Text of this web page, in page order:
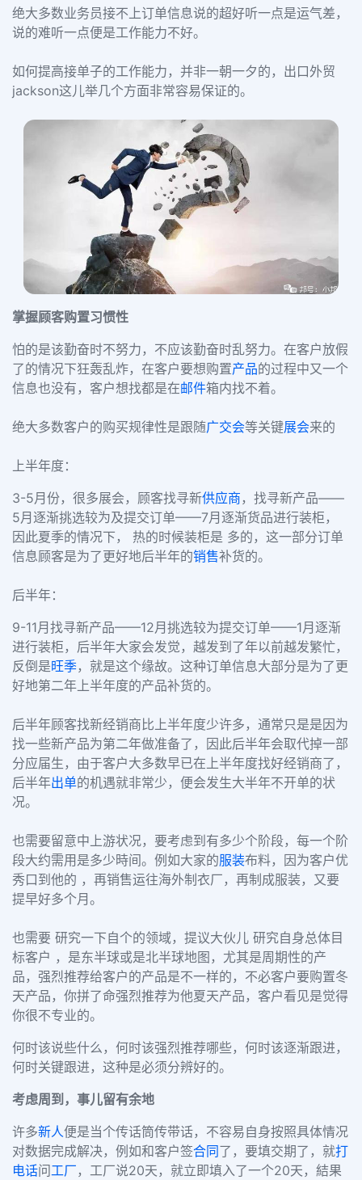
绝大多数业务员接不上订单信息说的超好听一点是运气差，
说的难听一点便是工作能力不好。
如何提高接单子的工作能力，并非一朝一夕的，出口外贸
jackson这儿举几个方面非常容易保证的。
掌握顾客购置习惯性
怕的是该勤奋时不努力，不应该勤奋时乱努力。在客户放假
了的情况下狂轰乱炸，在客户要想购置产品的过程中又一个
信息也没有，客户想找都是在邮件箱内找不着。
绝大多数客户的购买规律性是跟随广交会等关键展会来的
上半年度：
3-5月份，很多展会，顾客找寻新供应商 ，找寻新产品——
5月逐渐挑选较为及提交订单——7月逐渐货品进行装柜，
因此夏季的情况下， 热的时候装柜是 多的，这一部分订单
信息顾客是为了更好地后半年的销售补货的。
后半年：
9-11月找寻新产品——12月挑选较为提交订单——1月逐渐
进行装柜，后半年大家会发觉，越发到了年以前越发繁忙，
反倒是旺季，就是这个缘故。这种订单信息大部分是为了更
好地第二年上半年度的产品补货的。
后半年顾客找新经销商比上半年度少许多，通常只是是因为
找一些新产品为第二年做准备了，因此后半年会取代掉一部
分应届生，由于客户大多数早已在上半年度找好经销商了，
后半年出单的机遇就非常少，便会发生大半年不开单的状
况。
也需要留意中上游状况，要考虑到有多少个阶段，每一个阶
段大约需用是多少時间。 例如大家的服装布料，因为客户优
秀口到他的 ，再销售运往海外制衣厂，再制成服装，又要
提早好多个月。
也需要 研究一下自个的领域，提议大伙儿 研究自身总体目
标客户 ，是东半球或是北半球地图，尤其是周期性的产
品，强烈推荐给客户的产品是不一样的， 不必客户要购置冬
天产品，你拼了命强烈推荐为他夏天产品，客户看见是觉得
你很不专业的。
何时该说些什么，何时该强烈推荐哪些，何时该逐渐跟进，
何时关键跟进，这种是必须分辨好的。
考虑周到，事儿留有余地
许多新人便是当个传话筒传带话，不容易自身按照具体情况
对数据完成解决，例如和客户签合同了，要填交期了，就打
电话问工厂 ，工厂说20天，就立即填入了一个20天，結果